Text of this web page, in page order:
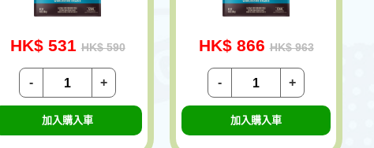
HK$ 531 HK$ 590
+
-
加入購入車
HK$ 866 HK$ 963
+
-
加入購入車